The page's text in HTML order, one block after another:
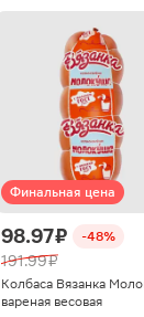
Финальная цена
98.97 ₽ -48%
191.99 ₽
Колбаса Вязанка
вареная весовая